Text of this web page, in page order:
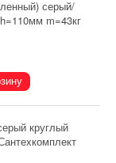
серый/
m=43кг
круглый